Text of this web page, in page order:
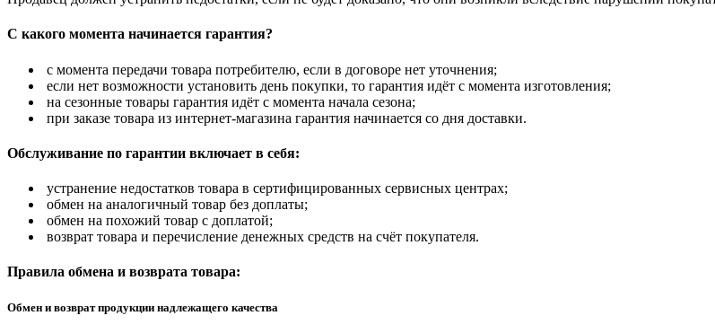
С какого момента начинается гарантия?
с момента передачи товара потребителю, если в договоре нет уточнения;
если нет возможности установить день покупки, то гарантия идёт с момента изготовления;
на сезонные товары гарантия идёт с момента начала сезона;
при заказе товара из интернет-магазина гарантия начинается со дня доставки.
Обслуживание по гарантии включает в себя:
устранение недостатков товара в сертифицированных сервисных центрах;
обмен на аналогичный товар без доплаты;
обмен на похожий товар с доплатой;
возврат товара и перечисление денежных средств на счёт покупателя.
Правила обмена и возврата товара:
Обмен и возврат продукции надлежащего качества